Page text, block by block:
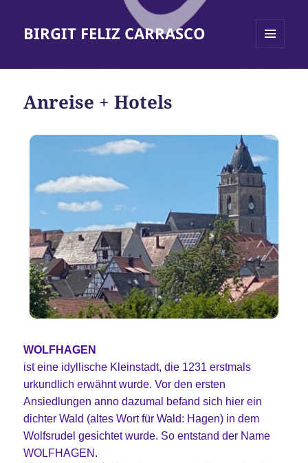
BIRGIT FELIZ CARRASCO
Anreise + Hotels
WOLFHAGEN
ist eine idyllische Kleinstadt, die 1231 erstmals
urkundlich erwähnt wurde. Vor den ersten
Ansiedlungen anno dazumal befand sich hier ein
dichter Wald (altes Wort für Wald: Hagen) in dem
Wolfsrudel gesichtet wurde. So entstand der Name
WOLFHAGEN.